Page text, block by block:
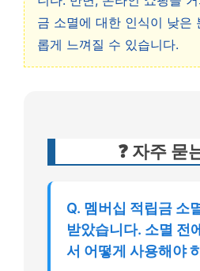
금 소멸에 대한 인식이 낮은
롭게 느껴질 수 있습니다.
❓ 자주 묻
Q. 멤버십 적립금 소
받았습니다. 소멸 전
서 어떻게 사용해야